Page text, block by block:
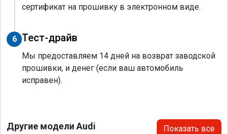
сертификат на прошивку в электронном виде.
6 Тест-драйв
Мы предоставляем 14 дней на возврат заводской
прошивки, и денег (если ваш автомобиль
исправен).
Другие модели Audi Показать все